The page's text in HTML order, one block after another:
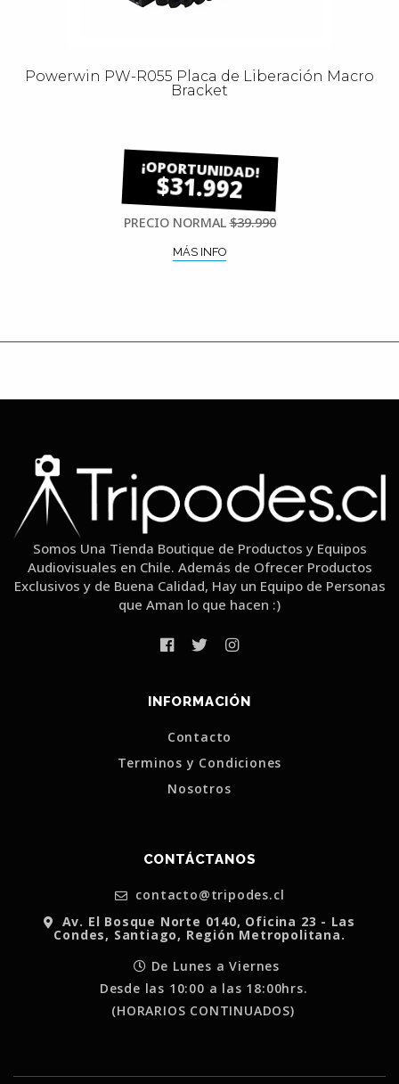
Powerwin PW-R055 Placa de Liberación Macro
Bracket
$31.992
PRECIO NORMAL$39.990
MÁS INFO
Somos Una Tienda Boutique de Productos y Equipos
Audiovisuales en Chile. Además de Ofrecer Productos
Exclusivos y de Buena Calidad, Hay un Equipo de Personas
que Aman lo que hacen :)
INFORMACIÓN
Contacto
Terminos y Condiciones
Nosotros
CONTÁCTANOS
contacto@tripodes.cl
Av. El Bosque Norte 0140, Oficina 23 - Las
Condes, Santiago, Región Metropolitana.
De Lunes a Viernes
Desde las 10:00 a las 18:00hrs.
(HORARIOS CONTINUADOS)